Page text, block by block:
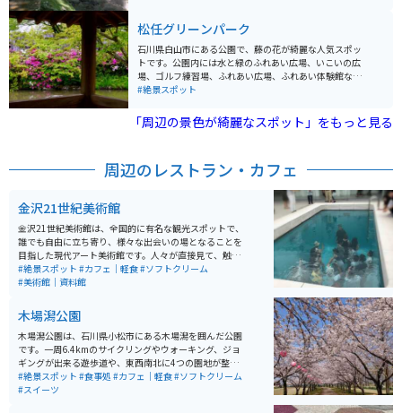
くに駐車場があります。上流にある６つの滝は遊歩道が
整備されているので、すべて歩いて見ることができま
す。約400メートル、10分ほどの道のりなので、ぜひ一
番上の「一の滝」まで足を運んでみてください。水の音
を聞きながら緑のなかを歩けば、それだけで心が癒やさ
神社の前にあります。 古くから信仰の場として崇められ
の この滝つ瀬を」と読み伝えています。 滝だけではな
く、スダジイ等の照葉樹林のほか、希少な植物も見るこ
松任グリーンパーク
石川県白山市にある公園で、藤の花が綺麗な人気スポッ
トです。公園内には水と緑のふれあい広場、いこいの広
場、ゴルフ練習場、ふれあい広場、ふれあい体験館など
があります。サンスポーツランド松任も敷地内に存在し
県藤枝市の「藤を育てる会」の協力・指導によって整備
されたものです。5月初旬から咲き始め、5月上旬が見頃
白山連峰や加賀平野を一望できます。さらに、築山から
です。藤の季節には多くの方が訪れますが、広い公園で
すのであまり混雑しません。駐車場（360台収容）、遊
具、トイレなどが整備されています。
#絶景スポット
「周辺の景色が綺麗なスポット」をもっと見る
周辺のレストラン・カフェ
金沢21世紀美術館
金沢21世紀美術館は、全国的に有名な観光スポットで、
誰でも自由に立ち寄り、様々な出会いの場となることを
目指した現代アート美術館です。人々が直接見て、触れ
て、感じることができる作品が多数展示されています。
特にレアンドロ・エルリッヒ作の《スイミング・プー
美術館は地上1階、地下1階建ての円形のガラス張りの建
物で、どの方向からでも入場可能で、無料で鑑賞できる
範囲が広く設けられています。収蔵作品は、1900年以降
の歴史的参照点となる作品、1980年代以降の新しい価値
観を提案する作品、そして金沢にゆかりのある作家によ
る創造性に富む作品を集めています。 美術館内にはミュ
ージアムショップやレストランも併設されていて、ゆっ
#絶景スポット #カフェ｜軽食#ソフトクリーム
#美術館｜資料館
木場潟公園
木場潟公園は、石川県小松市にある木場潟を囲んだ公園
です。一周6.4kmのサイクリングやウォーキング、ジョ
ギングが出来る遊歩道や、東西南北に4つの園地が整備
されています。東園地には足湯やカフェ、ドッグランな
どもあります。季節によっては、カヌーやゲートゴルフ
#絶景スポット #食事処 #カフェ｜軽食#ソフトクリーム
#スイーツ